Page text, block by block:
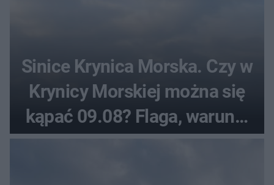
Sinice Krynica Morska. Czy w
Krynicy Morskiej można się
kąpać 09.08? Flaga, warunki